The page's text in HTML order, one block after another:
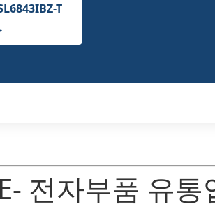
T
전자부품 유